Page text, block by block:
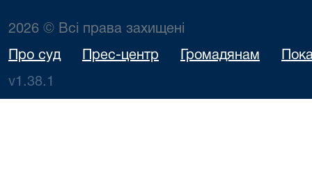
2026 © Всі права захищені
Про суд Прес-центр Громадянам
v1.38.1